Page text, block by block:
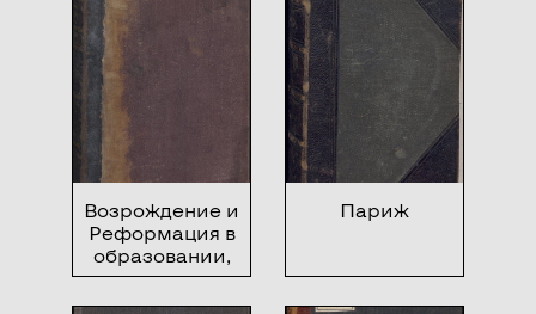
Возрождение и
Реформация в
образовании,
искусстве и
литературе
Париж